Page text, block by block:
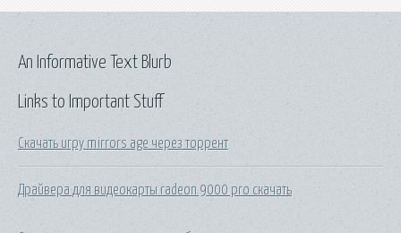
Links to Important Stuff
Скачать игру mirrors age через торрент
Драйвера для видеокарты radeon 9000 pro скачать
An Informative Text Blurb